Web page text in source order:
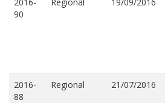
90
2016-
88
Regional 21/07/2016